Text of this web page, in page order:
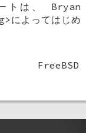
トは、 Bryan
によってはじめ
FreeBSD